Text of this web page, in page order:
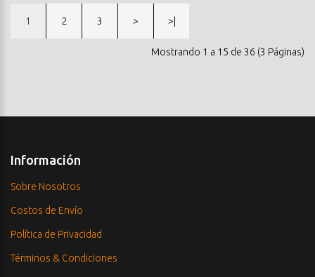
1 2 3 > >|
Mostrando 1 a 15 de 36 (3 Páginas)
Información
Sobre Nosotros
Costos de Envío
Política de Privacidad
Términos & Condiciones